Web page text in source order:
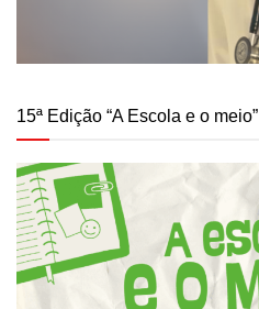
15ª Edição “A Escola e o meio”